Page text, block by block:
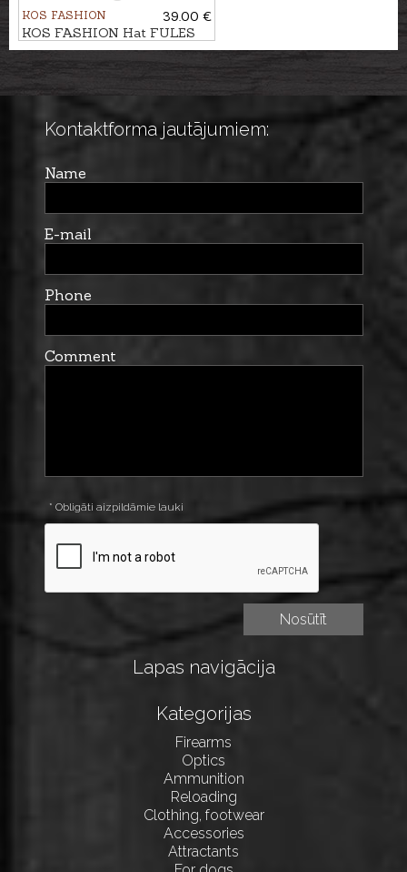
KOS FASHION
39.00 €
KOS FASHION Hat FULES
Kontaktforma jautājumiem:
Name
E-mail
Phone
Comment
* Obligāti aizpildāmie lauki
Lapas navigācija
Kategorijas
Firearms
Optics
Ammunition
Reloading
Clothing, footwear
Accessories
Attractants